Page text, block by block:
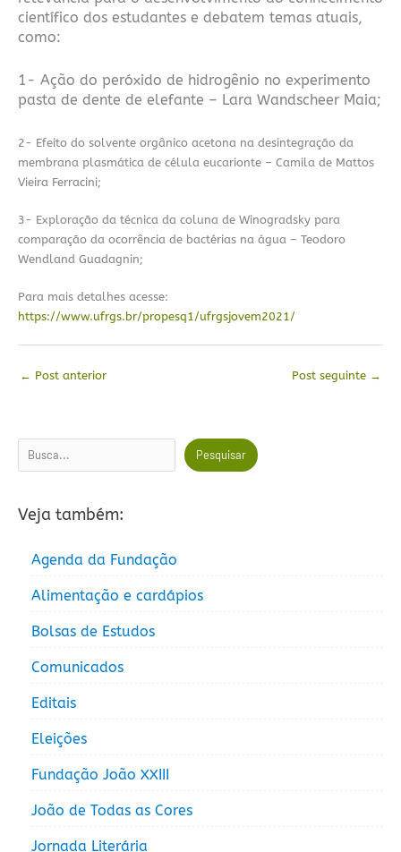
científico dos estudantes e debatem temas atuais,
como:
1- Ação do peróxido de hidrogênio no experimento
pasta de dente de elefante – Lara Wandscheer Maia;
2- Efeito do solvente orgânico acetona na desintegração da
membrana plasmática de célula eucarionte – Camila de Mattos
Vieira Ferracini;
3- Exploração da técnica da coluna de Winogradsky para
comparação da ocorrência de bactérias na água – Teodoro
Wendland Guadagnin;
Para mais detalhes acesse:
https://www.ufrgs.br/propesq1/ufrgsjovem2021/
← Post anterior Post seguinte →
Pesquisar Pesquisar
Veja também:
Agenda da Fundação
Alimentação e cardápios
Bolsas de Estudos
Comunicados
Editais
Eleições
Fundação João XXIII
João de Todas as Cores
Jornada Literária